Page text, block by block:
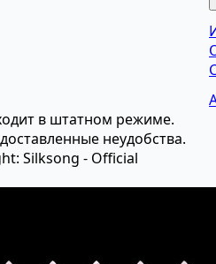
в штатном режиме.
неудобства.
Silksong - Official